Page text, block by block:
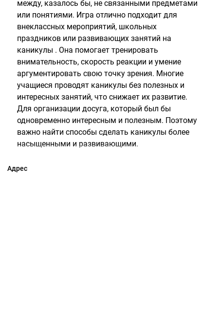
между, казалось бы, не связанными предметами
или понятиями. Игра отлично подходит для
внеклассных мероприятий, школьных
праздников или развивающих занятий на
каникулы . Она помогает тренировать
внимательность, скорость реакции и умение
аргументировать свою точку зрения. Многие
учащиеся проводят каникулы без полезных и
интересных занятий, что снижает их развитие.
Для организации досуга, который был бы
одновременно интересным и полезным. Поэтому
важно найти способы сделать каникулы более
насыщенными и развивающими.
Адрес